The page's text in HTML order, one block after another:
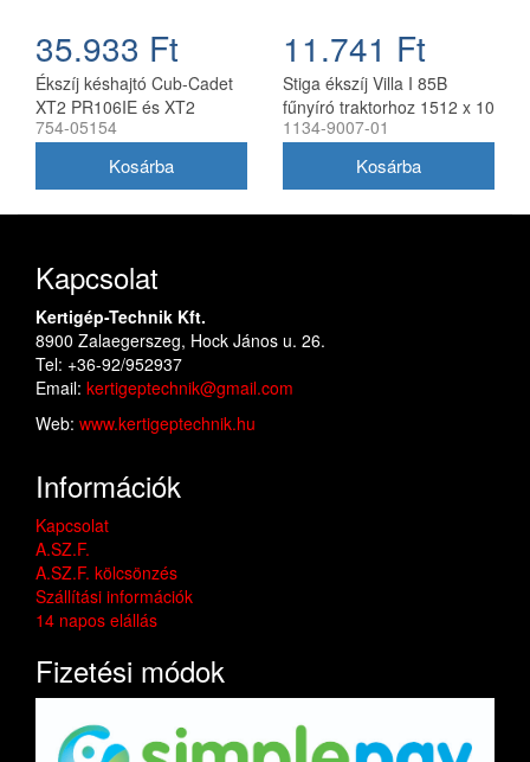
35.933 Ft
Ékszíj késhajtó Cub-Cadet
XT2 PR106IE és XT2
QR106, MTD 754-05154
754-05154
11.741 Ft
Stiga ékszíj Villa I 85B
fűnyíró traktorhoz 1512 x 10
mm 1134-9007-01
1134-9007-01
Kapcsolat
Kertigép-Technik Kft.
8900 Zalaegerszeg, Hock János u. 26.
Tel: +36-92/952937
Email: kertigeptechnik@gmail.com
Web: www.kertigeptechnik.hu
Információk
Kapcsolat
A.SZ.F.
A.SZ.F. kölcsönzés
Szállítási információk
14 napos elállás
Fizetési módok